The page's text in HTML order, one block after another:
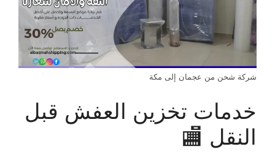
شركة شحن من عجمان إلى مكة
خدمات تخزين العفش قبل
النقل 🏬